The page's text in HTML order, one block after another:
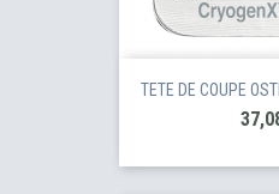
TETE DE COUPE
Prix